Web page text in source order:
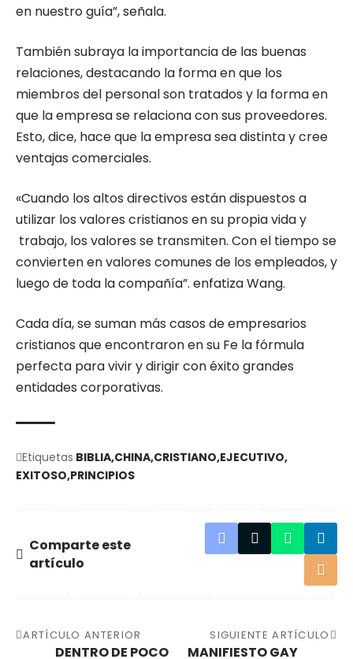
en nuestro guía”, señala.
También subraya la importancia de las buenas
relaciones, destacando la forma en que los
miembros del personal son tratados y la forma en
que la empresa se relaciona con sus proveedores.
Esto, dice, hace que la empresa sea distinta y cree
ventajas comerciales.
«Cuando los altos directivos están dispuestos a
utilizar los valores cristianos en su propia vida y
trabajo, los valores se transmiten. Con el tiempo se
convierten en valores comunes de los empleados, y
luego de toda la compañía”. enfatiza Wang.
Cada día, se suman más casos de empresarios
cristianos que encontraron en su Fe la fórmula
perfecta para vivir y dirigir con éxito grandes
entidades corporativas.
Etiquetas BIBLIA CHINA CRISTIANO EJECUTIVO
EXITOSO PRINCIPIOS
Comparte este
artículo
ARTÍCULO ANTERIOR
DENTRO DE POCO
SIGUIENTE ARTÍCULO
MANIFIESTO GAY